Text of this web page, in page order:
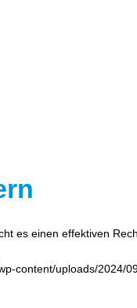
es einen effektiven